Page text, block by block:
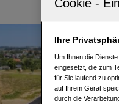
Ihre
Um Ihnen die
eingesetzt, die zum
für Sie laufend zu
auf Ihrem Gerät
durch die